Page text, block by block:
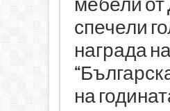
мебели
спечели
награда
на